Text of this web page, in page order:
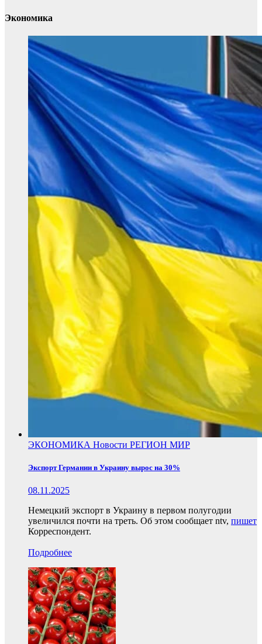
Экономика
ЭКОНОМИКА Новости РЕГИОН МИР
Экспорт Германии в Украину вырос на 30%
08.11.2025
Немецкий экспорт в Украину в первом полугодии
увеличился почти на треть. Об этом сообщает ntv, пишет
Корреспондент.
Подробнее